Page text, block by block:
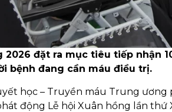
2026 đặt ra mục tiêu tiếp nhận
bệnh đang cần máu điều trị.
học – Truyền máu Trung
động Lễ hội Xuân hồng lần thứ